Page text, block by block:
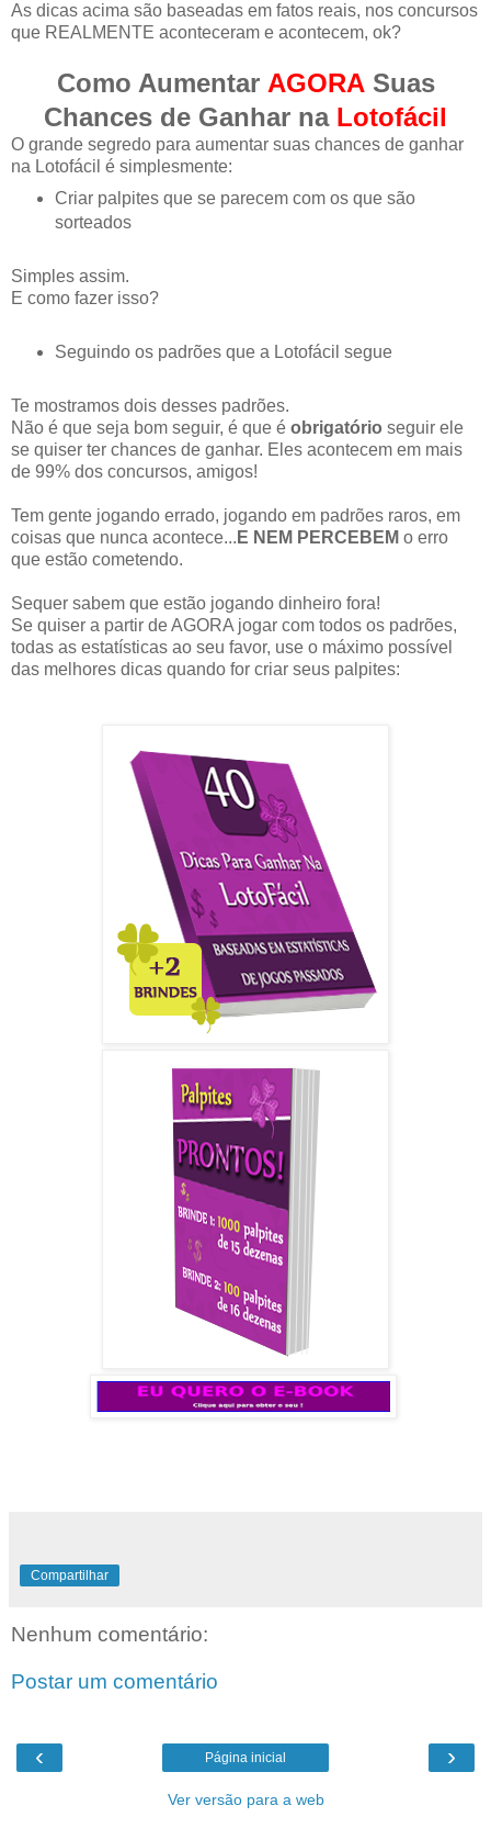
As dicas acima são baseadas em fatos reais, nos concursos
que REALMENTE aconteceram e acontecem, ok?
Como Aumentar AGORASuas
Chances de Ganhar na Lotofácil
O grande segredo para aumentar suas chances de ganhar
na Lotofácil é simplesmente:
Criar palpites que se parecem com os que são
sorteados
Simples assim.
E como fazer isso?
Seguindo os padrões que a Lotofácil segue
Te mostramos dois desses padrões.
Não é que seja bom seguir, é que é obrigatório seguir ele
se quiser ter chances de ganhar. Eles acontecem em mais
de 99% dos concursos, amigos!
Tem gente jogando errado, jogando em padrões raros, em
coisas que nunca acontece... E NEM PERCEBEM o erro
que estão cometendo.
Sequer sabem que estão jogando dinheiro fora!
Se quiser a partir de AGORA jogar com todos os padrões,
todas as estatísticas ao seu favor, use o máximo possível
das melhores dicas quando for criar seus palpites:
Compartilhar
Nenhum comentário:
Postar um comentário
‹ ›
Página inicial
Ver versão para a web